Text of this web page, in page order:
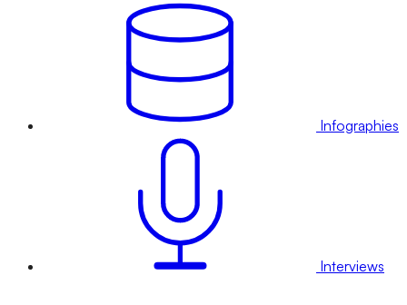
Infographies
Interviews